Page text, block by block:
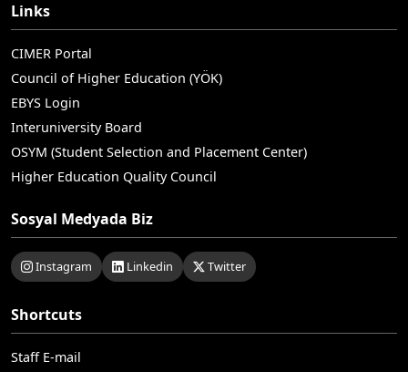
Links
CIMER Portal
Council of Higher Education (YÖK)
EBYS Login
Interuniversity Board
OSYM (Student Selection and Placement Center)
Higher Education Quality Council
Sosyal Medyada Biz
Instagram Linkedin Twitter
Shortcuts
Staff E-mail